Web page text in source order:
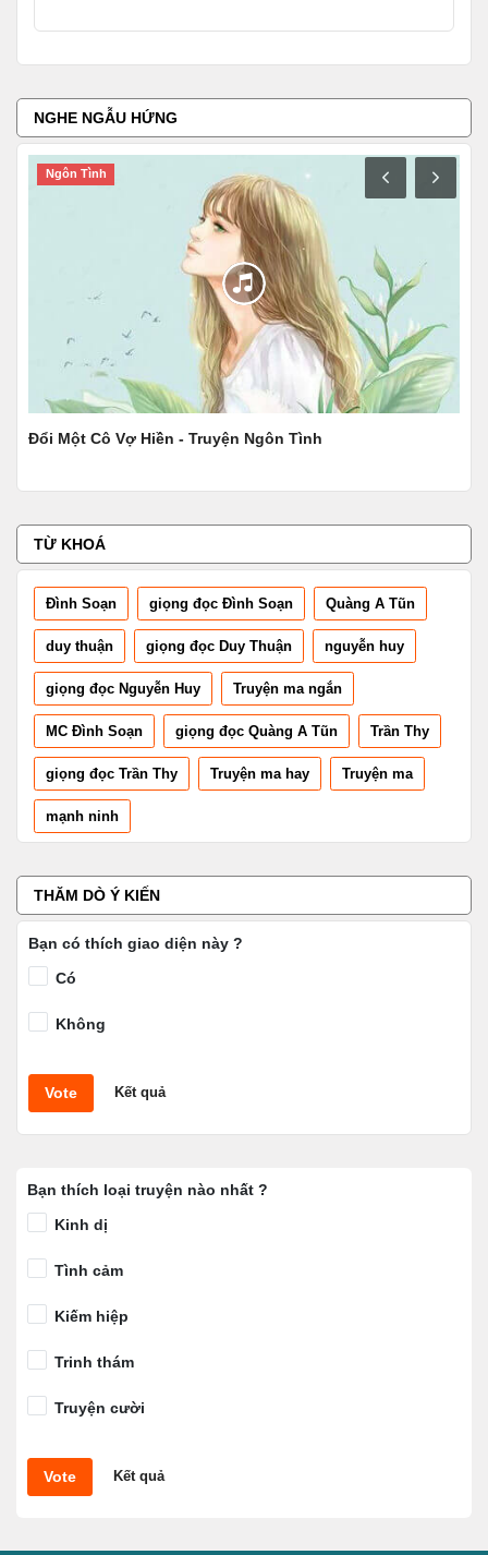
NGHE NGẪU HỨNG
Ngôn Tình
Đổi Một Cô Vợ Hiền - Truyện Ngôn Tình
TỪ KHOÁ
Đình Soạn giọng đọc Đình Soạn Quàng A Tũn
duy thuận giọng đọc Duy Thuận nguyễn huy
giọng đọc Nguyễn Huy Truyện ma ngắn
MC Đình Soạn giọng đọc Quàng A Tũn Trần Thy
giọng đọc Trần Thy Truyện ma hay Truyện ma
mạnh ninh
THĂM DÒ Ý KIẾN
Bạn có thích giao diện này ?
Có
Không
Vote Kết quả
Bạn thích loại truyện nào nhất ?
Kinh dị
Tình cảm
Kiếm hiệp
Trinh thám
Truyện cười
Vote Kết quả